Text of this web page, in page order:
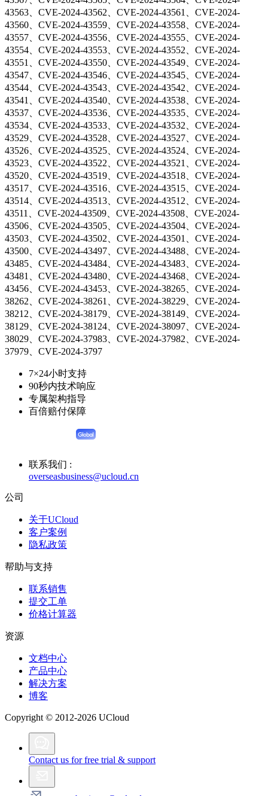
43563、CVE-2024-43562、CVE-2024-43561、CVE-2024-
43560、CVE-2024-43559、CVE-2024-43558、CVE-2024-
43557、CVE-2024-43556、CVE-2024-43555、CVE-2024-
43554、CVE-2024-43553、CVE-2024-43552、CVE-2024-
43551、CVE-2024-43550、CVE-2024-43549、CVE-2024-
43547、CVE-2024-43546、CVE-2024-43545、CVE-2024-
43544、CVE-2024-43543、CVE-2024-43542、CVE-2024-
43541、CVE-2024-43540、CVE-2024-43538、CVE-2024-
43537、CVE-2024-43536、CVE-2024-43535、CVE-2024-
43534、CVE-2024-43533、CVE-2024-43532、CVE-2024-
43529、CVE-2024-43528、CVE-2024-43527、CVE-2024-
43526、CVE-2024-43525、CVE-2024-43524、CVE-2024-
43523、CVE-2024-43522、CVE-2024-43521、CVE-2024-
43520、CVE-2024-43519、CVE-2024-43518、CVE-2024-
43517、CVE-2024-43516、CVE-2024-43515、CVE-2024-
43514、CVE-2024-43513、CVE-2024-43512、CVE-2024-
43511、CVE-2024-43509、CVE-2024-43508、CVE-2024-
43506、CVE-2024-43505、CVE-2024-43504、CVE-2024-
43503、CVE-2024-43502、CVE-2024-43501、CVE-2024-
43500、CVE-2024-43497、CVE-2024-43488、CVE-2024-
43485、CVE-2024-43484、CVE-2024-43483、CVE-2024-
43481、CVE-2024-43480、CVE-2024-43468、CVE-2024-
43456、CVE-2024-43453、CVE-2024-38265、CVE-2024-
38262、CVE-2024-38261、CVE-2024-38229、CVE-2024-
38212、CVE-2024-38179、CVE-2024-38149、CVE-2024-
38129、CVE-2024-38124、CVE-2024-38097、CVE-2024-
38029、CVE-2024-37983、CVE-2024-37982、CVE-2024-
37979、CVE-2024-3797
7×24小时支持
90秒内技术响应
专属架构指导
百倍赔付保障
联系我们 :
overseasbusiness@ucloud.cn
公司
关于UCloud
客户案例
隐私政策
帮助与支持
联系销售
提交工单
价格计算器
资源
文档中心
产品中心
解决方案
博客
Copyright © 2012-2026 UCloud
Contact us for free trial & support